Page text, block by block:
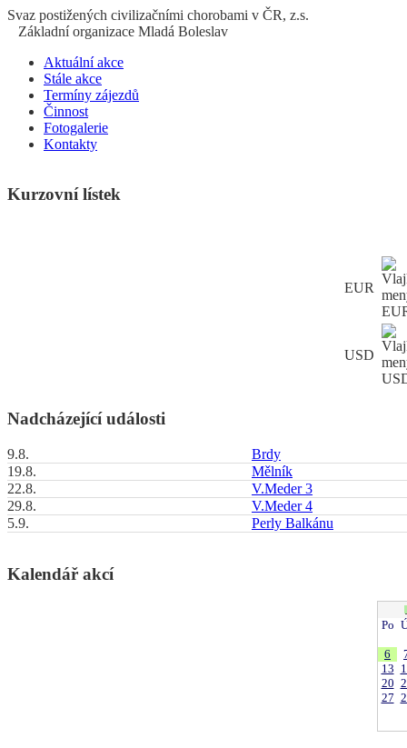
Svaz postižených civilizačními chorobami v ČR, z.s.
Základní organizace Mladá Boleslav
Aktuální akce
Stále akce
Termíny zájezdů
Činnost
Fotogalerie
Kontakty
Kurzovní lístek
EUR
USD
Nadcházející události
9.8.
Brdy
19.8.
Mělník
22.8.
V.Meder 3
29.8.
V.Meder 4
5.9.
Perly Balkánu
Kalendář akcí
Po
6
13
20
27